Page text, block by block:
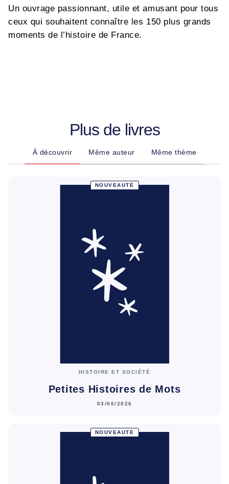
Un ouvrage passionnant, utile et amusant pour tous
ceux qui souhaitent connaître les 150 plus grands
moments de l’histoire de France.
Plus de livres
À découvrir Même auteur Même thème
NOUVEAUTÉ
HISTOIRE ET SOCIÉTÉ
Petites Histoires de Mots
03/06/2026
NOUVEAUTÉ